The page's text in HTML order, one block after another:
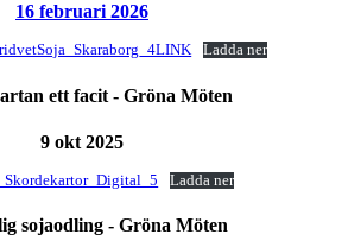
16 februari 2026
Ladda ner
ett facit - Gröna Möten
9 okt 2025
Ladda ner
sojaodling - Gröna Möten